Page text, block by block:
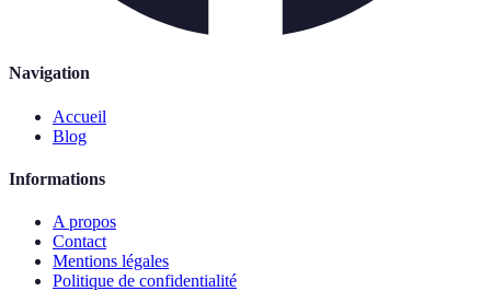
Navigation
Accueil
Blog
Informations
A propos
Contact
Mentions légales
Politique de confidentialité